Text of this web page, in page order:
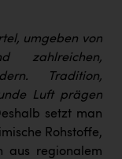
umgeben von
zahlreichen,
Tradition,
Luft prägen
setzt man
Rohstoffe,
aus regionalem